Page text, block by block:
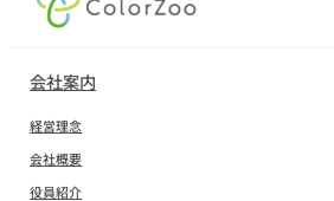
会社案内
経営理念
会社概要
役員紹介